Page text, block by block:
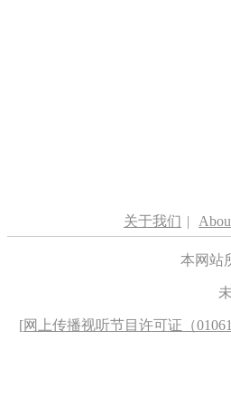
关于我们 |
本网站
[网上传播视听节目许可证（